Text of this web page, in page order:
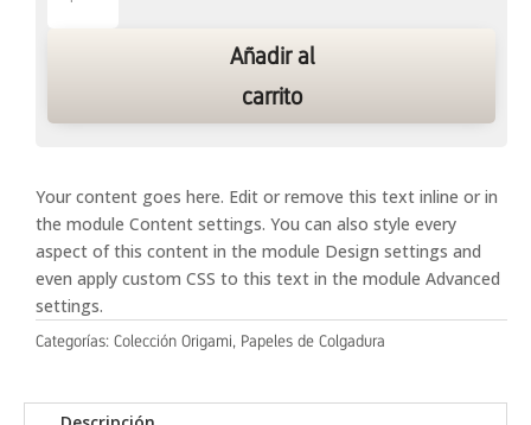
Añadir al
carrito
Your content goes here. Edit or remove this text inline or in
the module Content settings. You can also style every
aspect of this content in the module Design settings and
even apply custom CSS to this text in the module Advanced
settings.
Categorías: Colección Origami, Papeles de Colgadura